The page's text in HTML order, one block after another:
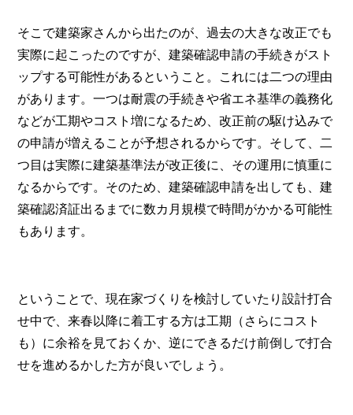
そこで建築家さんから出たのが、過去の大きな改正でも
実際に起こったのですが、建築確認申請の手続きがスト
ップする可能性があるということ。これには二つの理由
があります。一つは耐震の手続きや省エネ基準の義務化
などが工期やコスト増になるため、改正前の駆け込みで
の申請が増えることが予想されるからです。そして、二
つ目は実際に建築基準法が改正後に、その運用に慎重に
なるからです。そのため、建築確認申請を出しても、建
築確認済証出るまでに数カ月規模で時間がかかる可能性
もあります。
ということで、現在家づくりを検討していたり設計打合
せ中で、来春以降に着工する方は工期（さらにコスト
も）に余裕を見ておくか、逆にできるだけ前倒しで打合
せを進めるかした方が良いでしょう。